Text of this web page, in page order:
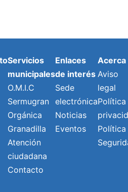
Servicios
municipales
O.M.I.C
Sermugran
Orgánica
Granadilla
Atención
ciudadana
Contacto
Enlaces
de interés
Sede
electrónica
Noticias
Eventos
Acerca
Aviso
legal
Política
Política